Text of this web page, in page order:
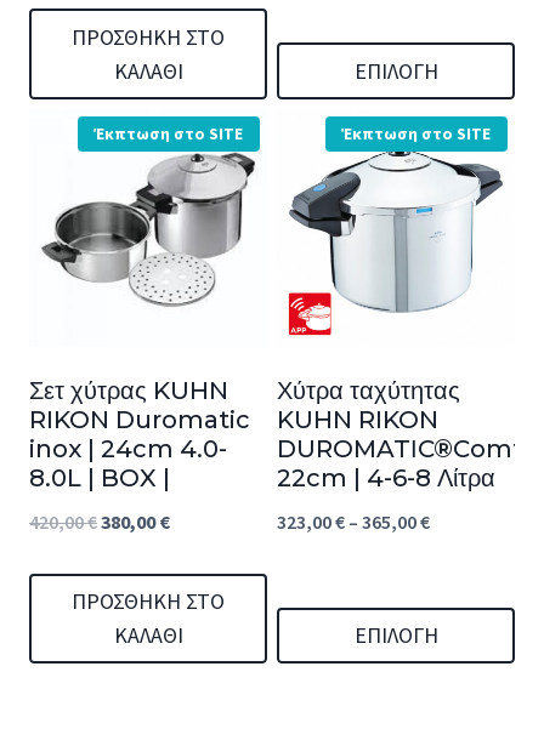
ΠΡΟΣΘΉΚΗ ΣΤΟ
ΚΑΛΆΘΙ
395,00 €
through
449,00 €
ΕΠΙΛΟΓΉ
προϊόν
έχει
πολλαπλές
παραλλαγές.
επιλογές
μπορούν
να
προϊόντος
Έκπτωση στο SITE
Σετ χύτρας KUHN
RIKON Duromatic
inox | 24cm 4.0-
8.0L | BOX |
420,00€Original
was:
420,00 €.
380,00€Η
τιμή
είναι:
ΠΡΟΣΘΉΚΗ ΣΤΟ
ΚΑΛΆΘΙ
Έκπτωση στο SITE
Χύτρα ταχύτητας
KUHN RIKON
22cm | 4-6-8 Λίτρα
323,00€ – 365,00€Price
through
ΕΠΙΛΟΓΉ